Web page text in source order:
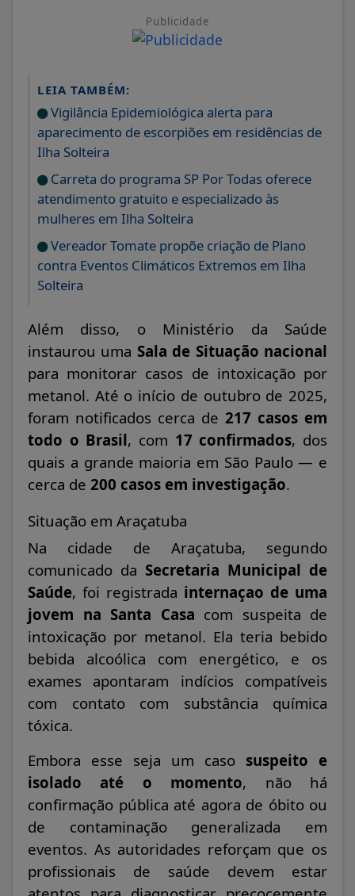
Publicidade
LEIA TAMBÉM:
Vigilância Epidemiológica alerta para
aparecimento de escorpiões em residências de
Ilha Solteira
Carreta do programa SP Por Todas oferece
atendimento gratuito e especializado às
mulheres em Ilha Solteira
Vereador Tomate propõe criação de Plano
contra Eventos Climáticos Extremos em Ilha
Solteira
Além disso, o Ministério da Saúde
instaurou uma Sala de Situação nacional
para monitorar casos de intoxicação por
metanol. Até o início de outubro de 2025,
foram notificados cerca de 217 casos em
todo o Brasil, com 17 confirmados, dos
quais a grande maioria em São Paulo — e
cerca de 200 casos em investigação.
Situação em Araçatuba
Na cidade de Araçatuba, segundo
comunicado da Secretaria Municipal de
Saúde, foi registrada internaçao de uma
jovem na Santa Casa com suspeita de
intoxicação por metanol. Ela teria bebido
bebida alcoólica com energético, e os
exames apontaram indícios compatíveis
com contato com substância química
tóxica.
Embora esse seja um caso suspeito e
isolado até o momento, não há
confirmação pública até agora de óbito ou
de contaminação generalizada em
eventos. As autoridades reforçam que os
profissionais de saúde devem estar